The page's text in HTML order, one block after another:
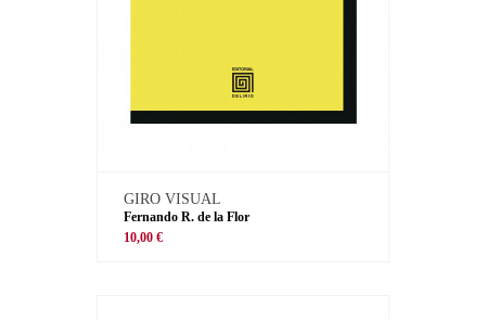
GIRO VISUAL
Fernando R. de la Flor
10,00 €